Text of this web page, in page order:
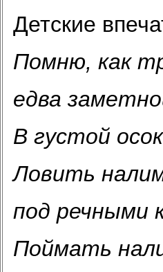
Детские
Помню, как
едва
В густой
Ловить
под речными
Поймать